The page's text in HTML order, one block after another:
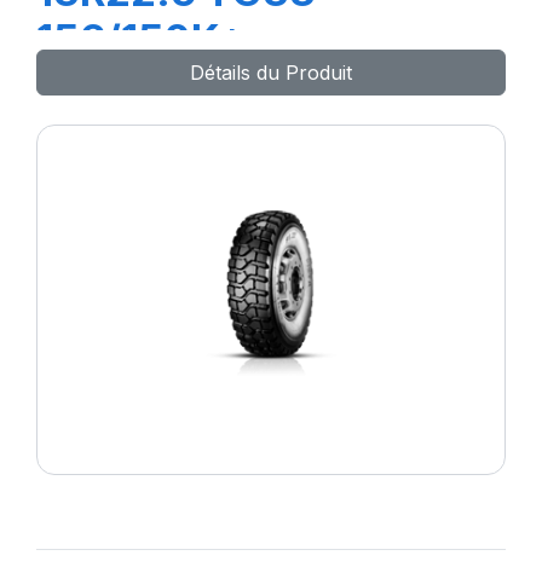
156/150K*
Détails du Produit